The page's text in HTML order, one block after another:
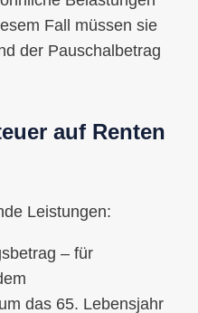
Fall müssen sie
der Pauschalbetrag
auf Renten
Leistungen:
– für
das 65. Lebensjahr